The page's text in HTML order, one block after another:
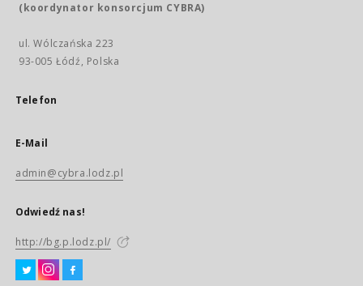
(koordynator konsorcjum CYBRA)
ul. Wólczańska 223
93-005 Łódź, Polska
Telefon
E-Mail
admin@cybra.lodz.pl
Odwiedź nas!
http://bg.p.lodz.pl/